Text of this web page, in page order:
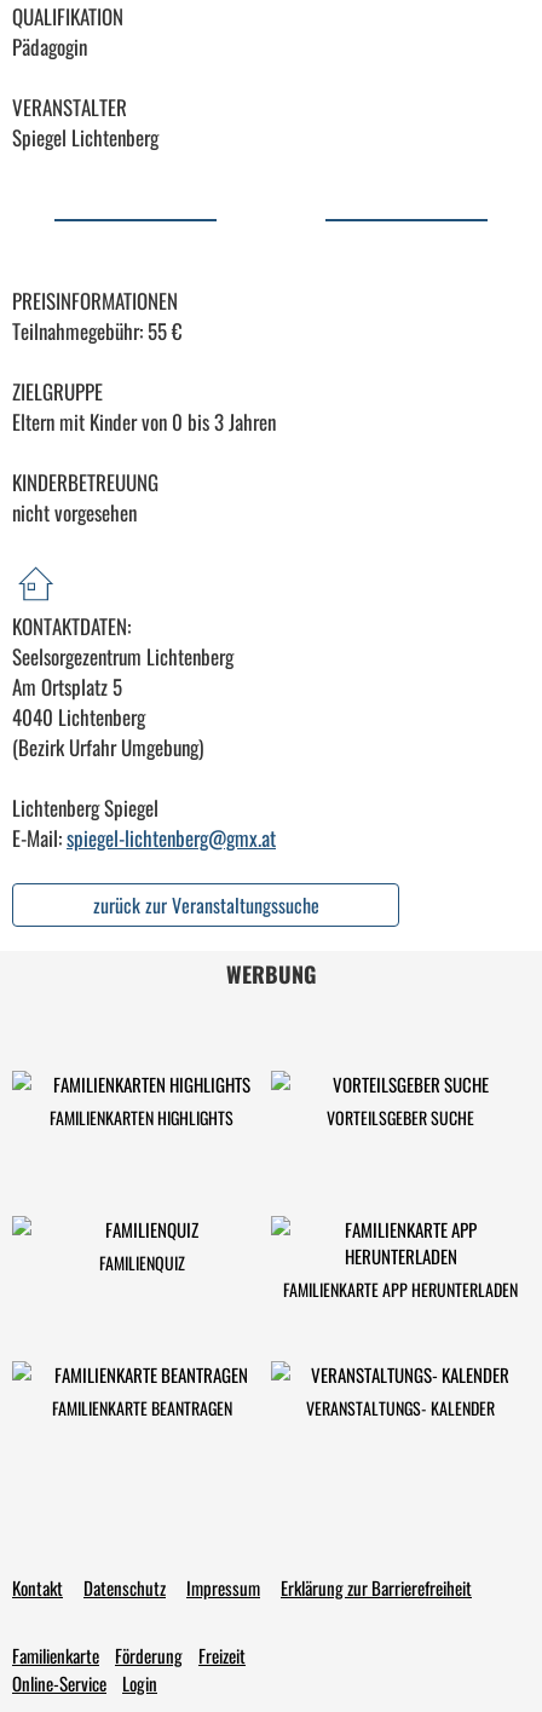
QUALIFIKATION
Pädagogin
VERANSTALTER
Spiegel Lichtenberg
PREISINFORMATIONEN
Teilnahmegebühr: 55 €
ZIELGRUPPE
Eltern mit Kinder von 0 bis 3 Jahren
KINDERBETREUUNG
nicht vorgesehen
KONTAKTDATEN:
Seelsorgezentrum Lichtenberg
Am Ortsplatz 5
4040 Lichtenberg
(Bezirk Urfahr Umgebung)
Lichtenberg Spiegel
E-Mail:spiegel-lichtenberg@gmx.at
zurück zur Veranstaltungssuche
WERBUNG
Kontakt Datenschutz Impressum Erklärung zur Barrierefreiheit
Familienkarte Förderung
Freizeit
Online-Service
Login
FAMILIENKARTEN HIGHLIGHTS VORTEILSGEBER SUCHE
FAMILIENQUIZ
FAMILIENKARTE APP HERUNTERLADEN
FAMILIENKARTE BEANTRAGEN VERANSTALTUNGS- KALENDER